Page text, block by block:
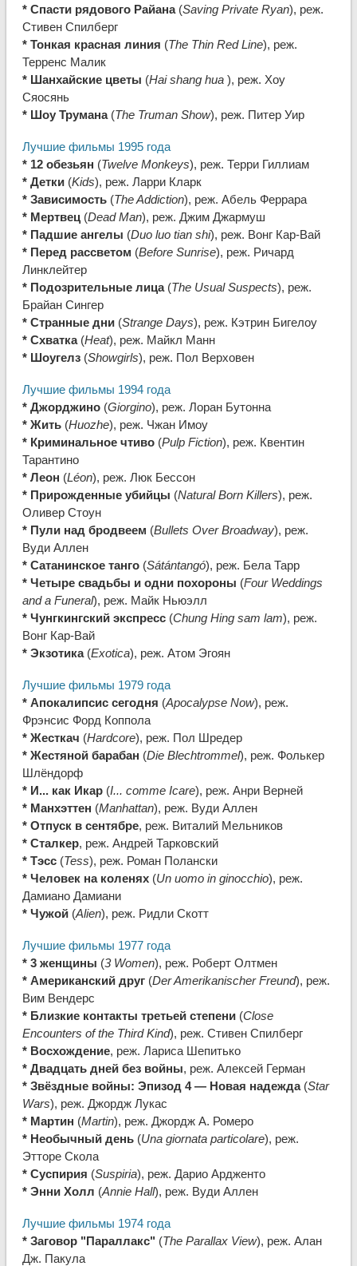
* Спасти рядового Райана(Saving Private Ryan), реж.
Стивен Спилберг
* Тонкая красная линия (The Thin Red Line), реж.
Терренс Малик
* Шанхайские цветы (Hai shang hua ), реж. Хоу
Сяосянь
* Шоу Трумана(The Truman Show), реж. Питер Уир
Лучшие фильмы 1995 года
* 12 обезьян (Twelve Monkeys), реж. Терри Гиллиам
* Детки(Kids), реж. Ларри Кларк
* Зависимость(The Addiction), реж. Абель Феррара
* Мертвец(Dead Man), реж. Джим Джармуш
* Падшие ангелы (Duo luo tian shi), реж. Вонг Кар-Вай
* Перед рассветом (Before Sunrise), реж. Ричард
Линклейтер
* Подозрительные лица(The Usual Suspects), реж.
Брайан Сингер
* Странные дни(Strange Days), реж. Кэтрин Бигелоу
* Схватка(Heat), реж. Майкл Манн
* Шоугелз(Showgirls), реж. Пол Верховен
Лучшие фильмы 1994 года
* Джорджино(Giorgino), реж. Лоран Бутонна
* Жить(Huozhe), реж. Чжан Имоу
* Криминальное чтиво(Pulp Fiction), реж. Квентин
Тарантино
* Леон (Léon), реж. Люк Бессон
* Прирожденные убийцы (Natural Born Killers), реж.
Оливер Стоун
* Пули над бродвеем (Bullets Over Broadway), реж.
Вуди Аллен
* Сатанинское танго(Sátántangó), реж. Бела Тарр
* Четыре свадьбы и одни похороны (Four Weddings
and a Funeral), реж. Майк Ньюэлл
* Чунгкингский экспресс(Chung Hing sam lam), реж.
Вонг Кар-Вай
* Экзотика (Exotica), реж. Атом Эгоян
Лучшие фильмы 1979 года
* Апокалипсис сегодня (Apocalypse Now), реж.
Фрэнсис Форд Коппола
* Жесткач (Hardcore), реж. Пол Шредер
* Жестяной барабан (Die Blechtrommel), реж. Фолькер
Шлёндорф
* И... как Икар(I... comme Icare), реж. Анри Верней
* Манхэттен (Manhattan), реж. Вуди Аллен
* Отпуск в сентябре, реж. Виталий Мельников
* Сталкер, реж. Андрей Тарковский
* Тэсс(Tess), реж. Роман Полански
* Человек на коленях(Un uomo in ginocchio), реж.
Дамиано Дамиани
* Чужой(Alien), реж. Ридли Скотт
Лучшие фильмы 1977 года
* 3 женщины (3 Women), реж. Роберт Олтмен
* Американский друг(Der Amerikanischer Freund), реж.
Вим Вендерс
* Близкие контакты третьей степени (Close
Encounters of the Third Kind), реж. Стивен Спилберг
* Восхождение, реж. Лариса Шепитько
* Двадцать дней без войны, реж. Алексей Герман
* Звёздные войны: Эпизод 4 — Новая надежда (Star
Wars), реж. Джордж Лукас
* Мартин (Martin), реж. Джордж А. Ромеро
* Необычный день(Una giornata particolare), реж.
Этторе Скола
* Суспирия (Suspiria), реж. Дарио Ардженто
* Энни Холл (Annie Hall), реж. Вуди Аллен
Лучшие фильмы 1974 года
* Заговор "Параллакс" (The Parallax View), реж. Алан
Дж. Пакула